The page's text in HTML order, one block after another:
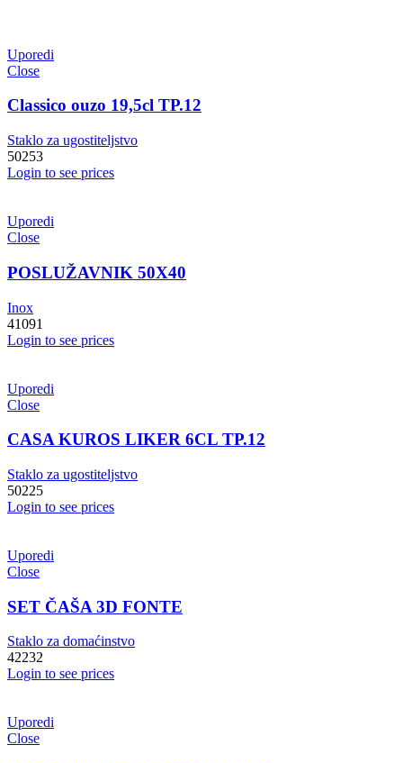
Uporedi
Close
Classico ouzo 19,5cl TP.12
Staklo za ugostiteljstvo
50253
Login to see prices
Uporedi
Close
POSLUŽAVNIK 50X40
Inox
41091
Login to see prices
Uporedi
Close
CASA KUROS LIKER 6CL TP.12
Staklo za ugostiteljstvo
50225
Login to see prices
Uporedi
Close
SET ČAŠA 3D FONTE
Staklo za domaćinstvo
42232
Login to see prices
Uporedi
Close